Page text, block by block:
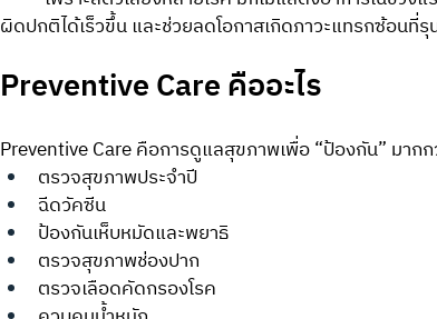
ผิดปกติได้เร็วขึ้น และช่วยลดโอกาสเกิดภาวะแทรกซ้อนที่
Preventive Care คืออะไร
Preventive Care คือการดูแลสุขภาพเพื่อ “ป้องกัน” มากก
ตรวจสุขภาพประจำปี
ฉีดวัคซีน
ป้องกันเห็บหมัดและพยาธิ
ตรวจสุขภาพช่องปาก
ตรวจเลือดคัดกรองโรค